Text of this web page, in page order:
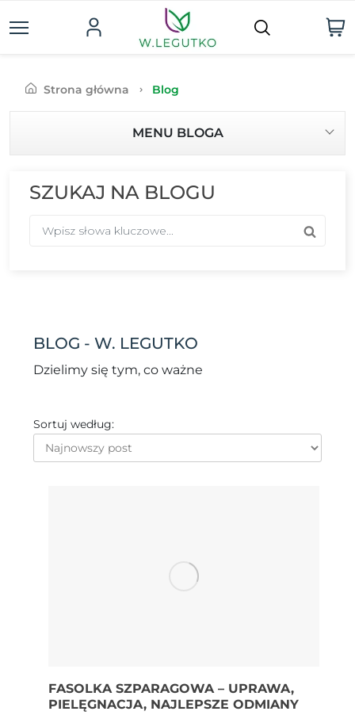
Strona główna Blog
MENU BLOGA
SZUKAJ NA BLOGU
BLOG - W. LEGUTKO
Dzielimy się tym, co ważne
Sortuj według:
FASOLKA SZPARAGOWA – UPRAWA,
PIELĘGNACJA, NAJLEPSZE ODMIANY